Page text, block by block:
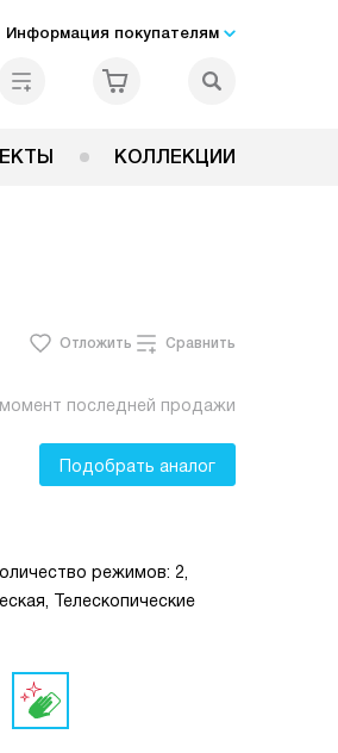
Информация покупателям
КОЛЛЕКЦИИ
Отложить Сравнить
момент последней продажи
Подобрать аналог
режимов: 2,
Телескопические